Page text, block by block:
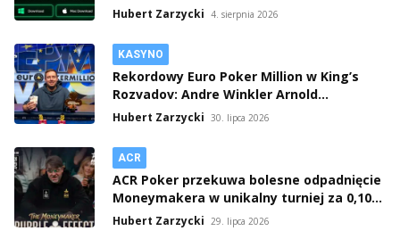
Hubert Zarzycki 4. sierpnia 2026
KASYNO
Rekordowy Euro Poker Million w King’s
Rozvadov: Andre Winkler Arnold
wygrywa po 16-godzinnym maratonie
Hubert Zarzycki 30. lipca 2026
ACR
ACR Poker przekuwa bolesne odpadnięcie
Moneymakera w unikalny turniej za 0,10
USD
Hubert Zarzycki 29. lipca 2026